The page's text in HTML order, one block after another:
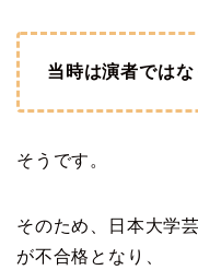
当時は演者では
そうです。
そのため、日本大学
が不合格となり、